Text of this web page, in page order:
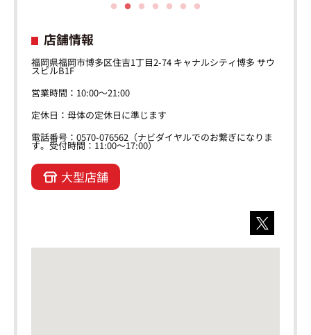
店舗情報
福岡県福岡市博多区住吉1丁目2-74 キャナルシティ博多 サウ
スビルB1F
営業時間：10:00～21:00
定休日：母体の定休日に準じます
電話番号：0570-076562（ナビダイヤルでのお繋ぎになりま
す。受付時間：11:00～17:00）
大型店舗